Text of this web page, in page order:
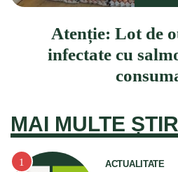
Atenție: Lot de
infectate cu
MAI MULTE
ACTUALITATE